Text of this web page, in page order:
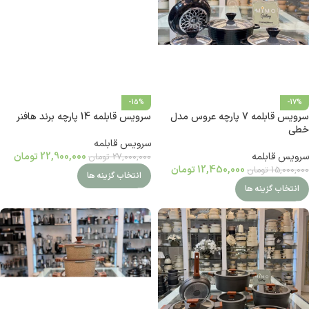
-17%
سرویس قابلمه 7 پارچه عروس مدل
خطی
سرویس قابلمه
15,000,000 تومان 12,450,000 تومان
انتخاب گزینه ها
-15%
سرویس قابلمه 14 پارچه برند هافنر
سرویس قابلمه
27,000,000 تومان 22,900,000 تومان
انتخاب گزینه ها